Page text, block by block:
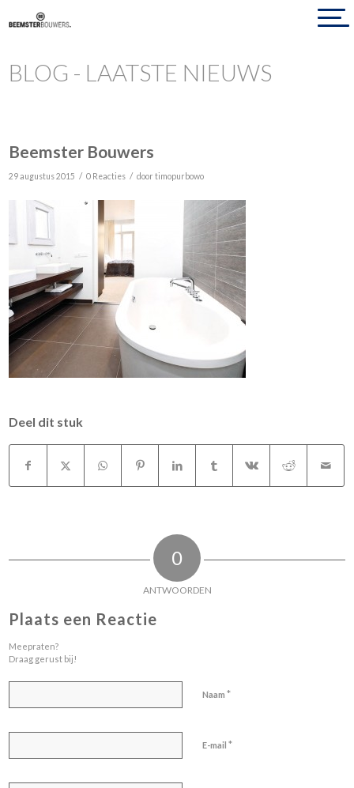
BLOG - LAATSTE NIEUWS
Beemster Bouwers
29 augustus 2015 / 0 Reacties / doortimopurbowo
Deel dit stuk
0
ANTWOORDEN
Plaats een Reactie
Meepraten?
Draag gerust bij!
Naam*
E-mail*